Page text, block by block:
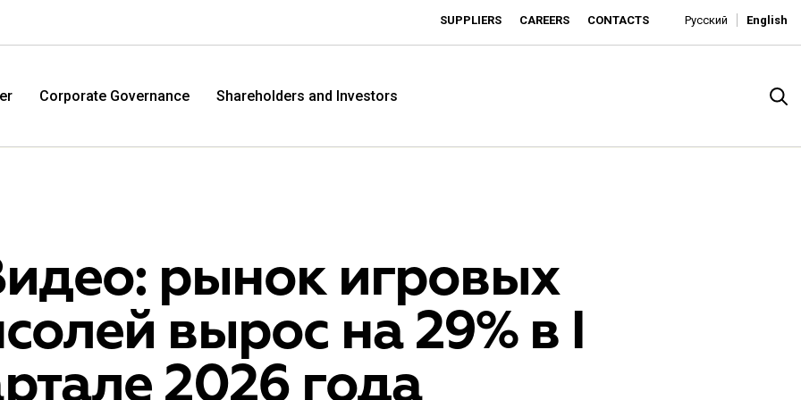
SUPPLIERS CAREERS CONTACTS Русский English
M.Video is developing as a universal retailer in the
Eldorado is developing as an affordable retailer and a
Corporate Governance Shareholders and Investors
рынок игровых
вырос на 29% в I
2026 года